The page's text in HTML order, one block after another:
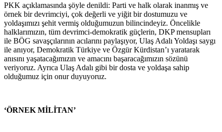
PKK açıklamasında şöyle denildi: Parti ve halk olarak inanmış ve
örnek bir devrimciyi, çok değerli ve yiğit bir dostumuzu ve
yoldaşımızı şehit vermiş olduğumuzun bilincindeyiz. Öncelikle
halklarımızın, tüm devrimci-demokratik güçlerin, DKP mensupları
ile BÖG savaşçılarının acılarını paylaşıyor, Ulaş Adalı Yoldaşı saygı
ile anıyor, Demokratik Türkiye ve Özgür Kürdistan’ı yaratarak
anısını yaşatacağımızın ve amacını başaracağımızın sözünü
veriyoruz. Ayrıca Ulaş Adalı gibi bir dosta ve yoldaşa sahip
olduğumuz için onur duyuyoruz.
‘ÖRNEK MİLİTAN’